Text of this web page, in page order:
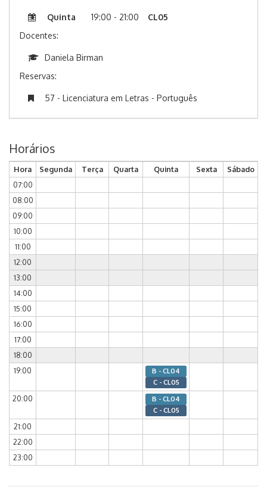
Quinta 19:00 - 21:00
CL05
Docentes:
Daniela Birman
Reservas:
57 - Licenciatura em Letras - Português
Horários
Hora Segunda Terça Quarta Quinta Sexta
Sábado
07:00
08:00
09:00
10:00
11:00
12:00
13:00
14:00
15:00
16:00
17:00
18:00
19:00
B - CL04
C - CL05
20:00
B - CL04
C - CL05
21:00
22:00
23:00